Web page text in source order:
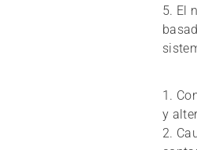
5. El
1.
y
2.